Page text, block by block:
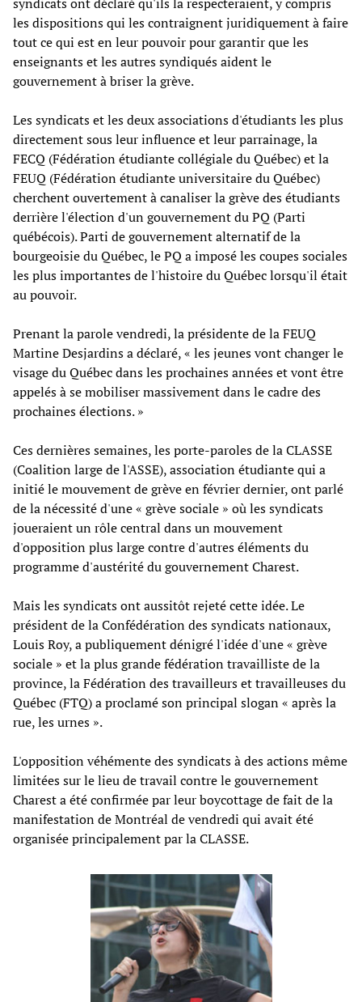
les dispositions qui les contraignent juridiquement à faire
tout ce qui est en leur pouvoir pour garantir que les
enseignants et les autres syndiqués aident le
gouvernement à briser la grève.
Les syndicats et les deux associations d'étudiants les plus
directement sous leur influence et leur parrainage, la
FECQ (Fédération étudiante collégiale du Québec) et la
FEUQ (Fédération étudiante universitaire du Québec)
cherchent ouvertement à canaliser la grève des étudiants
derrière l'élection d'un gouvernement du PQ (Parti
québécois). Parti de gouvernement alternatif de la
bourgeoisie du Québec, le PQ a imposé les coupes sociales
les plus importantes de l'histoire du Québec lorsqu'il était
au pouvoir.
Prenant la parole vendredi, la présidente de la FEUQ
Martine Desjardins a déclaré, « les jeunes vont changer le
visage du Québec dans les prochaines années et vont être
appelés à se mobiliser massivement dans le cadre des
prochaines élections. »
Ces dernières semaines, les porte-paroles de la CLASSE
(Coalition large de l'ASSE), association étudiante qui a
initié le mouvement de grève en février dernier, ont parlé
de la nécessité d'une « grève sociale » où les syndicats
joueraient un rôle central dans un mouvement
d'opposition plus large contre d'autres éléments du
programme d'austérité du gouvernement Charest.
Mais les syndicats ont aussitôt rejeté cette idée. Le
président de la Confédération des syndicats nationaux,
Louis Roy, a publiquement dénigré l'idée d'une « grève
sociale » et la plus grande fédération travailliste de la
province, la Fédération des travailleurs et travailleuses du
Québec (FTQ) a proclamé son principal slogan « après la
rue, les urnes ».
L'opposition véhémente des syndicats à des actions même
limitées sur le lieu de travail contre le gouvernement
Charest a été confirmée par leur boycottage de fait de la
manifestation de Montréal de vendredi qui avait été
organisée principalement par la CLASSE.